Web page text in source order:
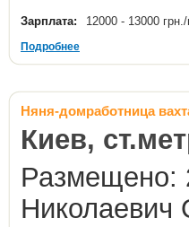
Зарплата: 12000 - 13000
Подробнее
Няня-домработница
Киев,
Размещено:
Николаевич